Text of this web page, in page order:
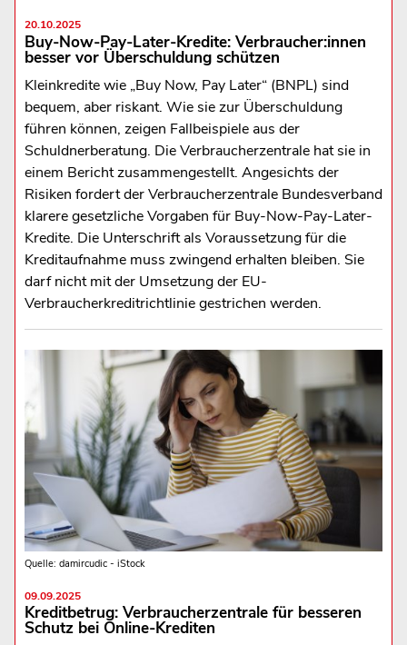
20.10.2025
Buy-Now-Pay-Later-Kredite: Verbraucher:innen
besser vor Überschuldung schützen
Kleinkredite wie „Buy Now, Pay Later“ (BNPL) sind
bequem, aber riskant. Wie sie zur Überschuldung
führen können, zeigen Fallbeispiele aus der
Schuldnerberatung. Die Verbraucherzentrale hat sie in
einem Bericht zusammengestellt. Angesichts der
Risiken fordert der Verbraucherzentrale Bundesverband
klarere gesetzliche Vorgaben für Buy-Now-Pay-Later-
Kredite. Die Unterschrift als Voraussetzung für die
Kreditaufnahme muss zwingend erhalten bleiben. Sie
darf nicht mit der Umsetzung der EU-
Verbraucherkreditrichtlinie gestrichen werden.
Quelle: damircudic - iStock
09.09.2025
Kreditbetrug: Verbraucherzentrale für besseren
Schutz bei Online-Krediten